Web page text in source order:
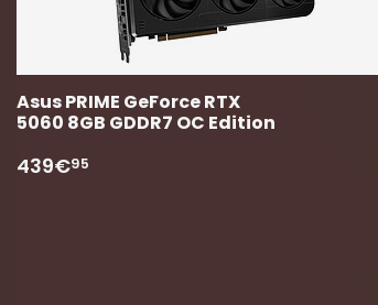
Asus PRIME GeForce RTX
5060 8GB GDDR7 OC Edition
439€95